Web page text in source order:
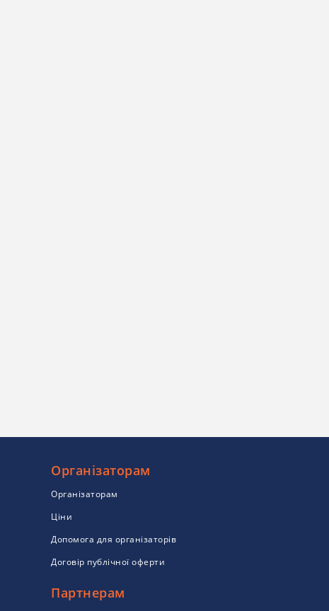
Організаторам
Організаторам
Ціни
Допомога для організаторів
Договір публічної оферти
Партнерам